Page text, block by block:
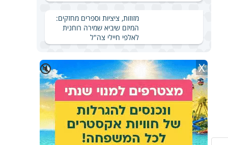
מזוזות, ציציות וספרים מחזקים:
המיזם שיביא שמירה רוחנית
לאלפי חיילי צה"ל
🔇 X